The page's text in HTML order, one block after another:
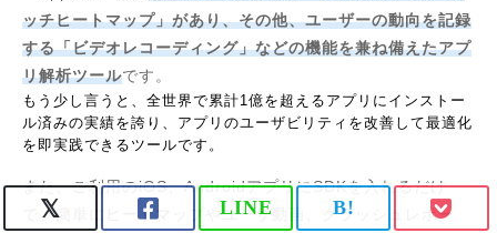
ッチヒートマップ」があり、その他、ユーザーの動向を記録
する「ビデオレコーディング」などの機能を兼ね備えたアプ
リ解析ツールです。
もう少し言うと、全世界で累計1億を超えるアプリにインストー
ル済みの実績を誇り、アプリのユーザビリティを改善して最適化
を即実践できるツールです。
また、ご利用のiOS、AndroidアプリにSDKを入れるだけ
で、簡単にヒートマップやユーザ動画、クラッシュレポー
LINE B!